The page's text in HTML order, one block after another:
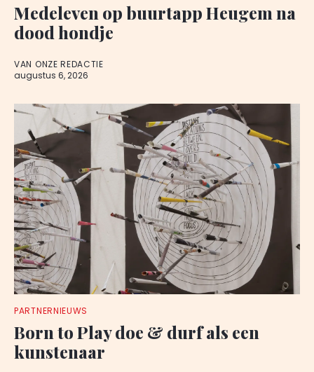
Medeleven op buurtapp Heugem na
dood hondje
VAN ONZE REDACTIE
augustus 6, 2026
PARTNERNIEUWS
Born to Play doe & durf als een
kunstenaar